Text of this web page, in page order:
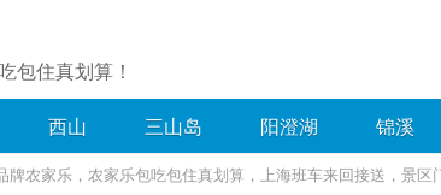
包住真划算！
西山 三山岛 阳澄湖 锦溪
牌农家乐，农家乐包吃包住真划算，上海班车来回接送，景区